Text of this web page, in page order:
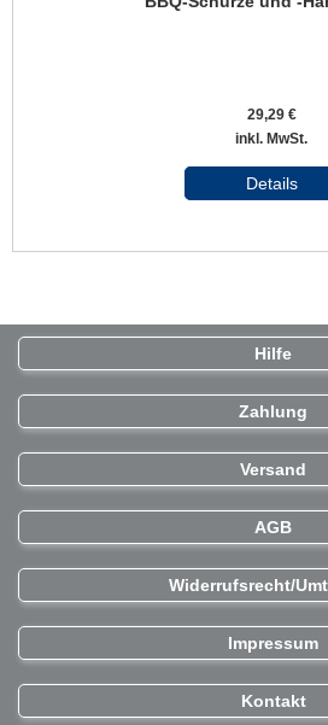
29,29 €
inkl. MwSt.
Details
Hilfe
Zahlung
Versand
AGB
Widerrufsrecht/
Impressum
Kontakt